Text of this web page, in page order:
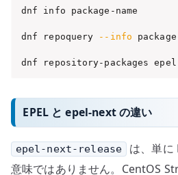
dnf info package-name
dnf repoquery --info
dnf repository-packages
EPEL と epel-next の違い
epel-next-release
は、単に
意味ではありません。CentOS